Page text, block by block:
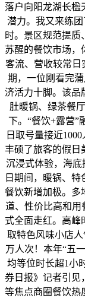
落户向阳龙湖长楹
潜力。我又来练
时。景区规范提质
苏醒的餐饮市场，
客流、营收较常日
期，一位刚看完
济活力十脚。该品
肚暖锅、绿茶餐
下。“餐饮+露营”
日取号量接近
丰硕了旅客的假日
沉浸式体验，海底
日期间，暖锅、
餐饮新增加极。多
道、性价比高和用
式全面走红。高峰
取特色风味小店
万人次！本年“五
均等位时长超1小
券日报》记者引见
等焦点商圈餐饮热